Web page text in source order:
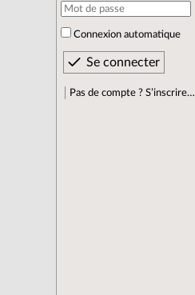
Connexion automatique
Pas de compte ? S’inscrire…